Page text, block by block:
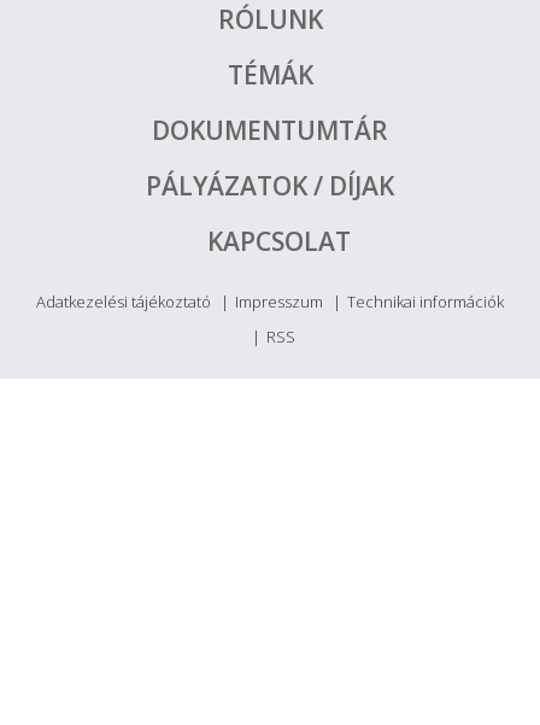
RÓLUNK
TÉMÁK
DOKUMENTUMTÁR
PÁLYÁZATOK / DÍJAK
KAPCSOLAT
Adatkezelési tájékoztató Impresszum
Technikai információk
RSS